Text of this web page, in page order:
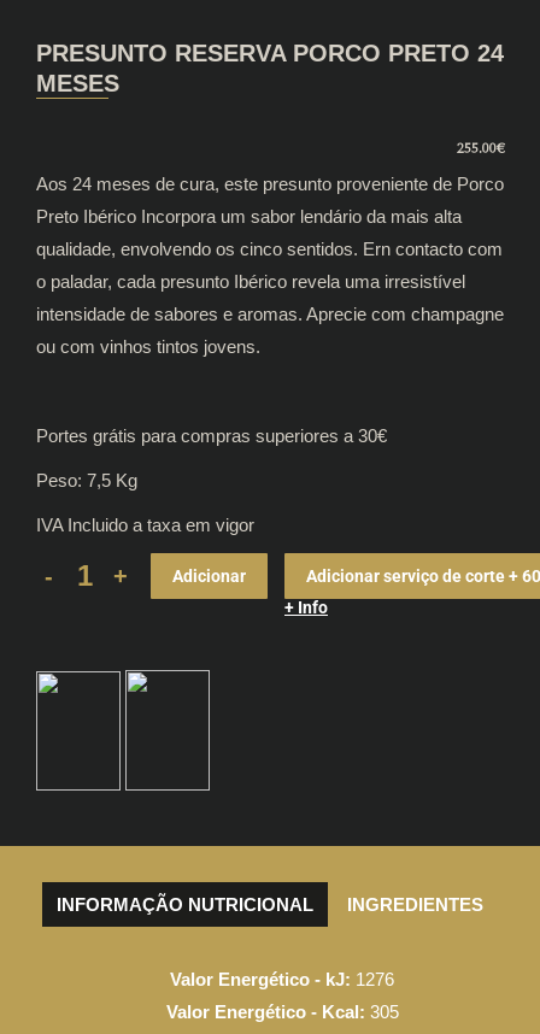
PRESUNTO RESERVA PORCO PRETO 24
MESES
255.00€
Aos 24 meses de cura, este presunto proveniente de Porco
Preto Ibérico Incorpora um sabor lendário da mais alta
qualidade, envolvendo os cinco sentidos. Ern contacto com
o paladar, cada presunto Ibérico revela uma irresistível
intensidade de sabores e aromas. Aprecie com champagne
ou com vinhos tintos jovens.
Portes grátis para compras superiores a 30€
Peso: 7,5 Kg
IVA Incluido a taxa em vigor
Presunto
24
Adicionar
Adicionar serviço de corte +
+ Info
INFORMAÇÃO NUTRICIONAL INGREDIENTES
Valor Energético - kJ: 1276
Valor Energético - Kcal: 305